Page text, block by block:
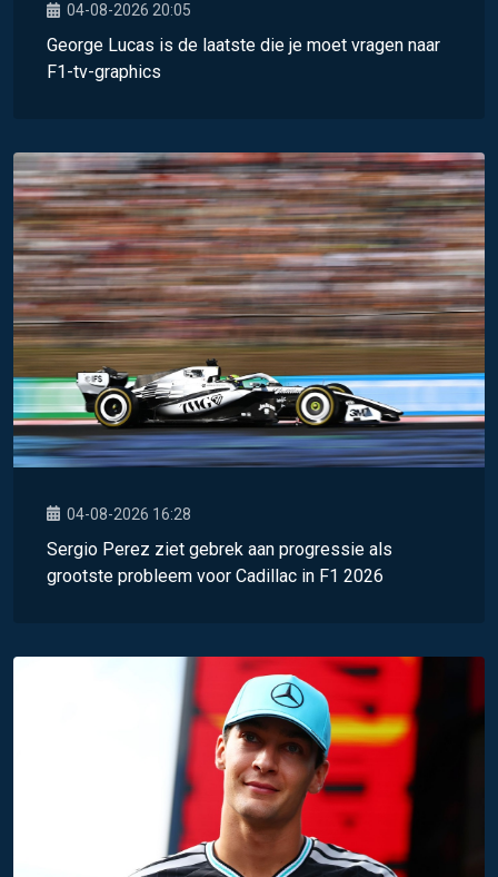
04-08-2026 20:05
George Lucas is de laatste die je moet vragen naar
F1-tv-graphics
04-08-2026 16:28
Sergio Perez ziet gebrek aan progressie als
grootste probleem voor Cadillac in F1 2026